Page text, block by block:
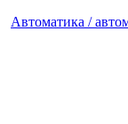
Автоматика /